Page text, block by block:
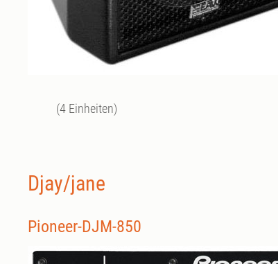
(4 Einheiten)
Djay/jane
Pioneer-DJM-850